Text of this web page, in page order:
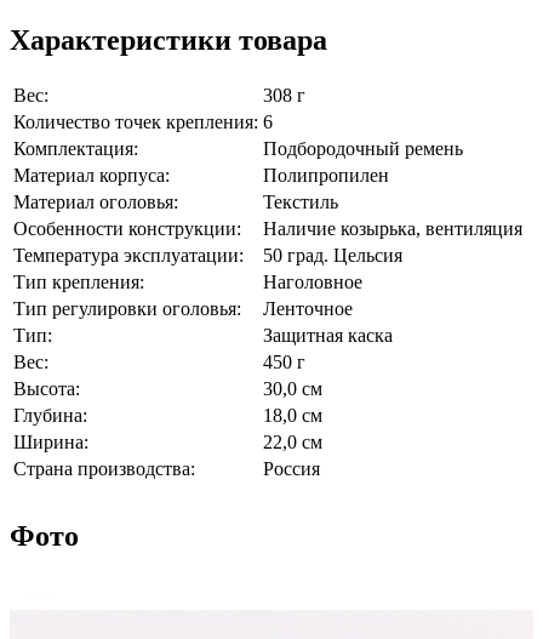
Характеристики товара
Вес:
308 г
Количество точек крепления: 6
Комплектация:
Подбородочный ремень
Материал корпуса:
Полипропилен
Материал оголовья:
Текстиль
Особенности конструкции:
Наличие козырька, вентиляция
Температура эксплуатации:
50 град. Цельсия
Тип крепления:
Наголовное
Тип регулировки оголовья:
Ленточное
Тип:
Защитная каска
Вес:
450 г
Высота:
30,0 см
Глубина:
18,0 см
Ширина:
22,0 см
Страна производства:
Россия
Фото